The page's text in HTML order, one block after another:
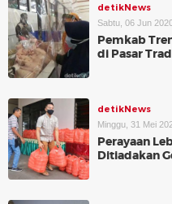
detikNews
Sabtu, 06 Jun
Pemkab
di Pasar
detikNews
Minggu, 31 Mei
Perayaan
Ditiadakan